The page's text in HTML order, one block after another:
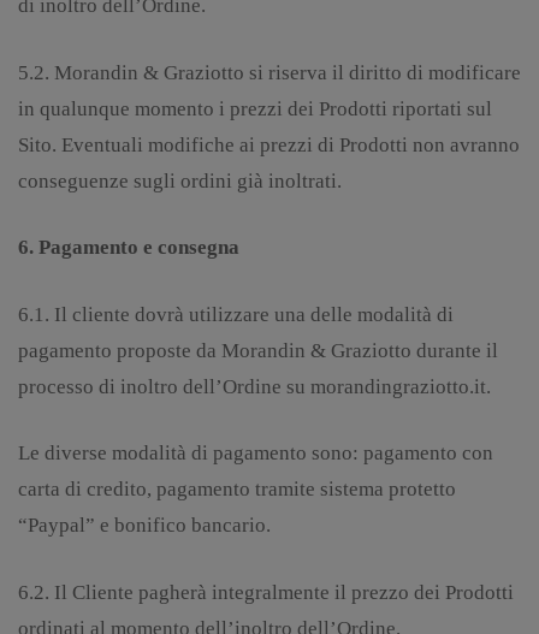
di inoltro dell’Ordine.
5.2. Morandin & Graziotto si riserva il diritto di modificare
in qualunque momento i prezzi dei Prodotti riportati sul
Sito. Eventuali modifiche ai prezzi di Prodotti non avranno
conseguenze sugli ordini già inoltrati.
6. Pagamento e consegna
6.1. Il cliente dovrà utilizzare una delle modalità di
pagamento proposte da Morandin & Graziotto durante il
processo di inoltro dell’Ordine su morandingraziotto.it.
Le diverse modalità di pagamento sono: pagamento con
carta di credito, pagamento tramite sistema protetto
“Paypal” e bonifico bancario.
6.2. Il Cliente pagherà integralmente il prezzo dei Prodotti
ordinati al momento dell’inoltro dell’Ordine.